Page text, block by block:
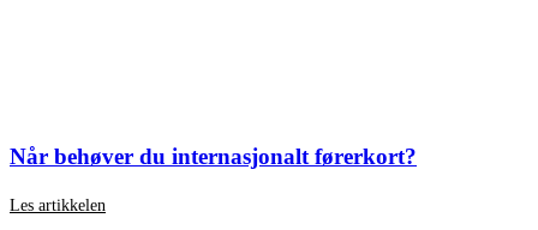
Når behøver du internasjonalt førerkort?
Les artikkelen